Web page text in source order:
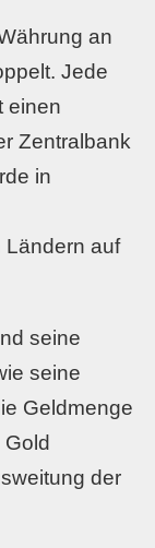
an
Jede
einen
Zentralbank
in
Ländern auf
seine
seine
Geldmenge
der